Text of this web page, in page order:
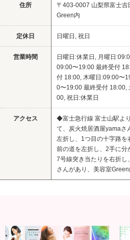
住所
〒403-0007 山梨県富士
Green内
定休日 日曜日, 祝日
営業時間
日曜日:休業日, 月曜日
09:00〜19:00 最終受付
付 18:00, 木曜日:09:00〜
0〜19:00 最終受付 18:00,
00, 祝日:休業日
アクセス
◆富士急行線 富士山駅よ
て、炭火焼居酒屋yamaさ
左折し、1つ目の十字路
前の道を左折し、2手に分
7号線突き当たりを右折し
さんがあり、美容室